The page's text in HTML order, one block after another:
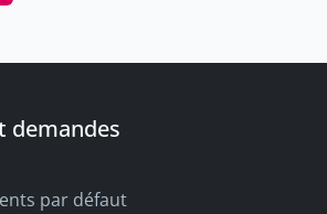
demandes
par défaut